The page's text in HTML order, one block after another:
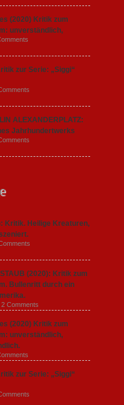
(2020) Kritik zum
unverständlich,
zur Serie: „Siggi“
ALEXANDERPLATZ:
Jahrhundertwerks
Kritik. Heilige Kreaturen,
(2020): Kritik zum
Bullenritt durch ein
2 Comments
(2020) Kritik zum
unverständlich,
zur Serie: „Siggi“